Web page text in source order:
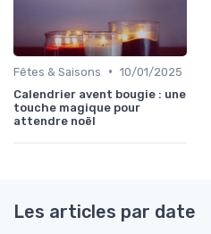
Fêtes & Saisons • 10/01/2025
Calendrier avent bougie : une
touche magique pour
attendre noël
Les articles par date